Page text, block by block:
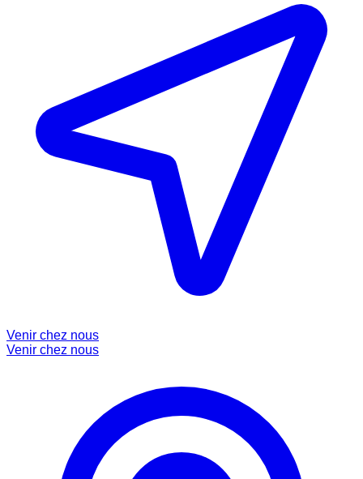
Venir chez nous
Venir chez nous